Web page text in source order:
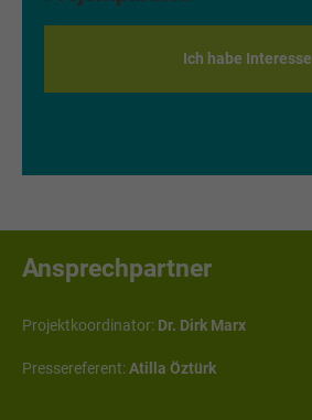
Ich habe Interesse
Lehrstuhl Öffentliches Recht,
insbesondere Umwelt- und Planungsrecht
Ansprechpartner
Projektkoordinator: Dr. Dirk Marx
Pressereferent:Atilla Öztürk